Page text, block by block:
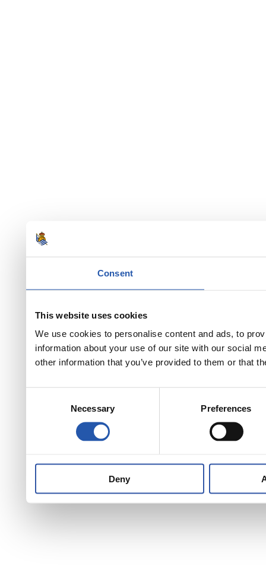
Consent
This website uses cookies
We use cookies to personalise content and ads, to
information about your use of our site with our social
other information that you’ve provided to them or that
Necessary Preferences
Deny